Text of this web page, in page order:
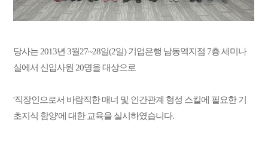
당사는 2013년 3월27~28일(2일) 기업은행 남동역지점 7층 세미나
실에서 신입사원 20명을 대상으로
'직장인으로서 바람직한 매너 및 인간관계 형성 스킬에 필요한 기
초지식 함양'에 대한 교육을 실시하였습니다.